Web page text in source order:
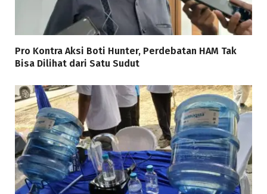
Pro Kontra Aksi Boti Hunter, Perdebatan HAM Tak
Bisa Dilihat dari Satu Sudut